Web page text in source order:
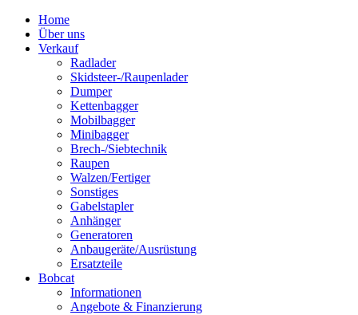
Home
Über uns
Verkauf
Radlader
Skidsteer-/Raupenlader
Dumper
Kettenbagger
Mobilbagger
Minibagger
Brech-/Siebtechnik
Raupen
Walzen/Fertiger
Sonstiges
Gabelstapler
Anhänger
Generatoren
Anbaugeräte/Ausrüstung
Ersatzteile
Bobcat
Informationen
Angebote & Finanzierung